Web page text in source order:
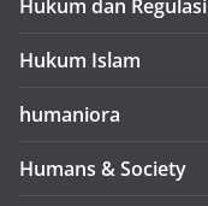
Hukum dan Regulasi
Hukum Islam
humaniora
Humans & Society